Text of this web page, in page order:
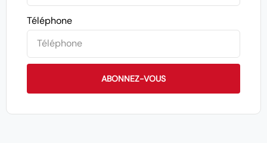
Téléphone
ABONNEZ-VOUS